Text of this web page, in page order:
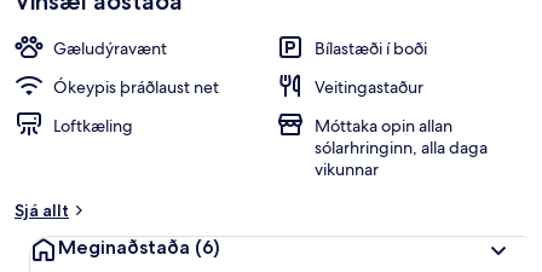
Gæludýravænt
Bílastæði í boði
Ókeypis þráðlaust net
Veitingastaður
Loftkæling
Móttaka opin allan
sólarhringinn, alla daga
vikunnar
Sjá allt
Meginaðstaða (6)